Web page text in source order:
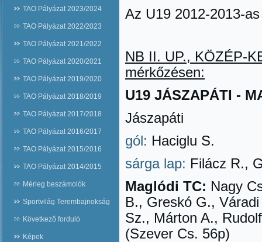
TAO Pályázat 2023/2024
TAO Pályázat 2022/2023
TAO Pályázat 2021/2022
TAO Pályázat 2020/2021
TAO Pályázat 2019/2020
TAO Pályázat 2018/2019
TAO Pályázat 2017/2018
TAO Pályázat 2016/2017
TAO Pályázat 2015/2016
TAO Pályázat 2014/2015
Mérleg beszámolók
Sportvilág Terembajnokság
Következő forduló
Képek
Az U19 2012-2013-
NB II. UP., KÖZÉP-
mérkőzésen:
U19 JÁSZAPÁTI -
Jászapáti
gól: Haciglu S.
sárga lap: Filácz R.,
Maglódi TC: Nagy
B., Greskó G.,
Sz., Márton A.,
(Szever Cs. 56p)